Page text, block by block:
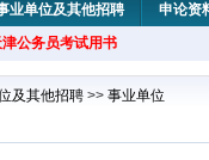
业单位及其他招聘 申论资
公务员考试用书
及其他招聘 >> 事业单位